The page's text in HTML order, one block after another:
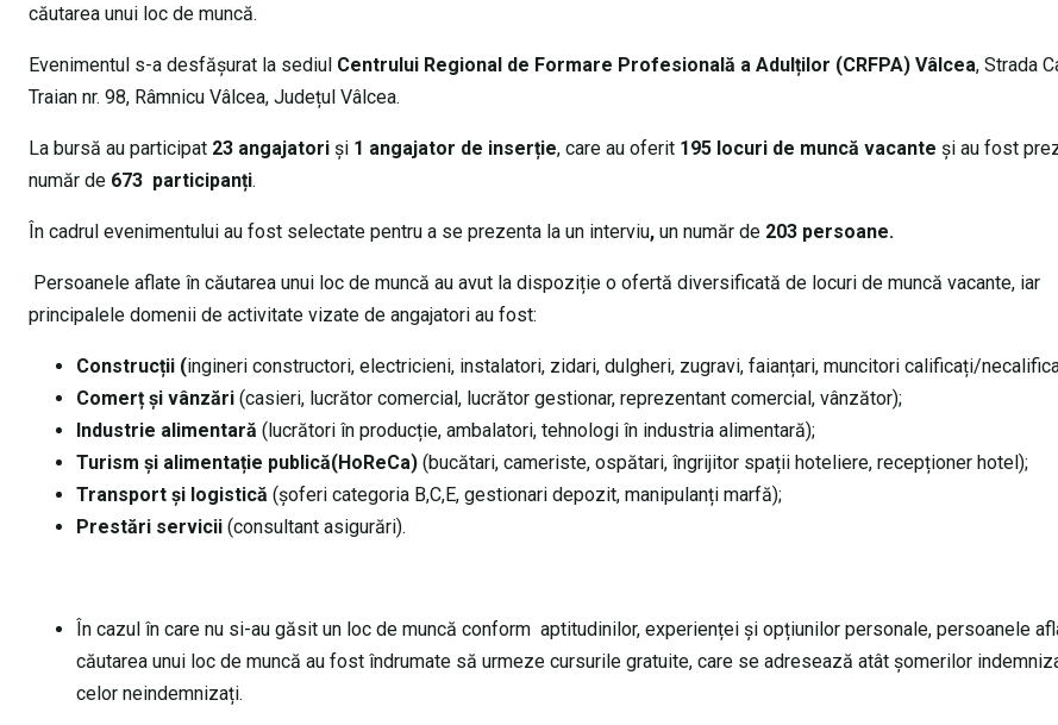
căutarea unui loc de muncă.
Evenimentul s-a desfășurat la sediul Centrului Regional de Formare Profesională a Adulților (CRFPA) Vâlcea, Strada
Traian nr. 98, Râmnicu Vâlcea, Județul Vâlcea.
La bursă au participat 23 angajatori și 1 angajator de inserție, care au oferit 195 locuri de muncă vacante și au fost
număr de 673 participanți.
În cadrul evenimentului au fost selectate pentru a se prezenta la un interviu, un număr de 203 persoane.
Persoanele aflate în căutarea unui loc de muncă au avut la dispoziție o ofertă diversificată de locuri de muncă vacante, iar
principalele domenii de activitate vizate de angajatori au fost:
Construcții (ingineri constructori, electricieni, instalatori, zidari, dulgheri, zugravi, faianțari, muncitori calificați/
Comerț și vânzări (casieri, lucrător comercial, lucrător gestionar, reprezentant comercial, vânzător);
Industrie alimentară (lucrători în producție, ambalatori, tehnologi în industria alimentară);
Turism și alimentație publică(HoReCa) (bucătari, cameriste, ospătari, îngrijitor spații hoteliere, recepționer hotel);
Transport și logistică (șoferi categoria B,C,E, gestionari depozit, manipulanți marfă);
Prestări servicii (consultant asigurări).
În cazul în care nu si-au găsit un loc de muncă conform aptitudinilor, experienței și opțiunilor personale, persoanele
căutarea unui loc de muncă au fost îndrumate să urmeze cursurile gratuite, care se adresează atât șomerilor
celor neindemnizați.